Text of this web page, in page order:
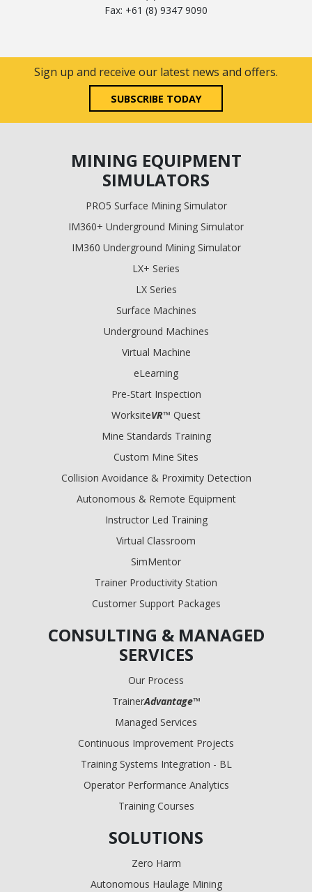
Fax: +61 (8) 9347 9090
Sign up and receive our latest news and offers.
SUBSCRIBE TODAY
MINING EQUIPMENT
SIMULATORS
PRO5 Surface Mining Simulator
IM360+ Underground Mining Simulator
IM360 Underground Mining Simulator
LX+ Series
LX Series
Surface Machines
Underground Machines
Virtual Machine
eLearning
Pre-Start Inspection
WorksiteVR™ Quest
Mine Standards Training
Custom Mine Sites
Collision Avoidance & Proximity Detection
Autonomous & Remote Equipment
Instructor Led Training
Virtual Classroom
SimMentor
Trainer Productivity Station
Customer Support Packages
CONSULTING & MANAGED
SERVICES
Our Process
TrainerAdvantage™
Managed Services
Continuous Improvement Projects
Training Systems Integration - BL
Operator Performance Analytics
Training Courses
SOLUTIONS
Zero Harm
Autonomous Haulage Mining